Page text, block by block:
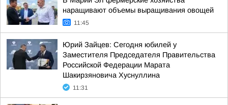
наращивают объемы выращивания овощей
11:45
Юрий Зайцев: Сегодня юбилей у
Заместителя Председателя Правительства
Российской Федерации Марата
Шакирзяновича Хуснуллина
11:31